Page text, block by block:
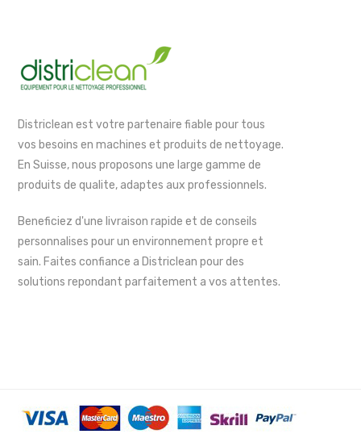
Districlean est votre partenaire fiable pour tous
vos besoins en machines et produits de nettoyage.
En Suisse, nous proposons une large gamme de
produits de qualite, adaptes aux professionnels.
Beneficiez d'une livraison rapide et de conseils
personnalises pour un environnement propre et
sain. Faites confiance a Districlean pour des
solutions repondant parfaitement a vos attentes.